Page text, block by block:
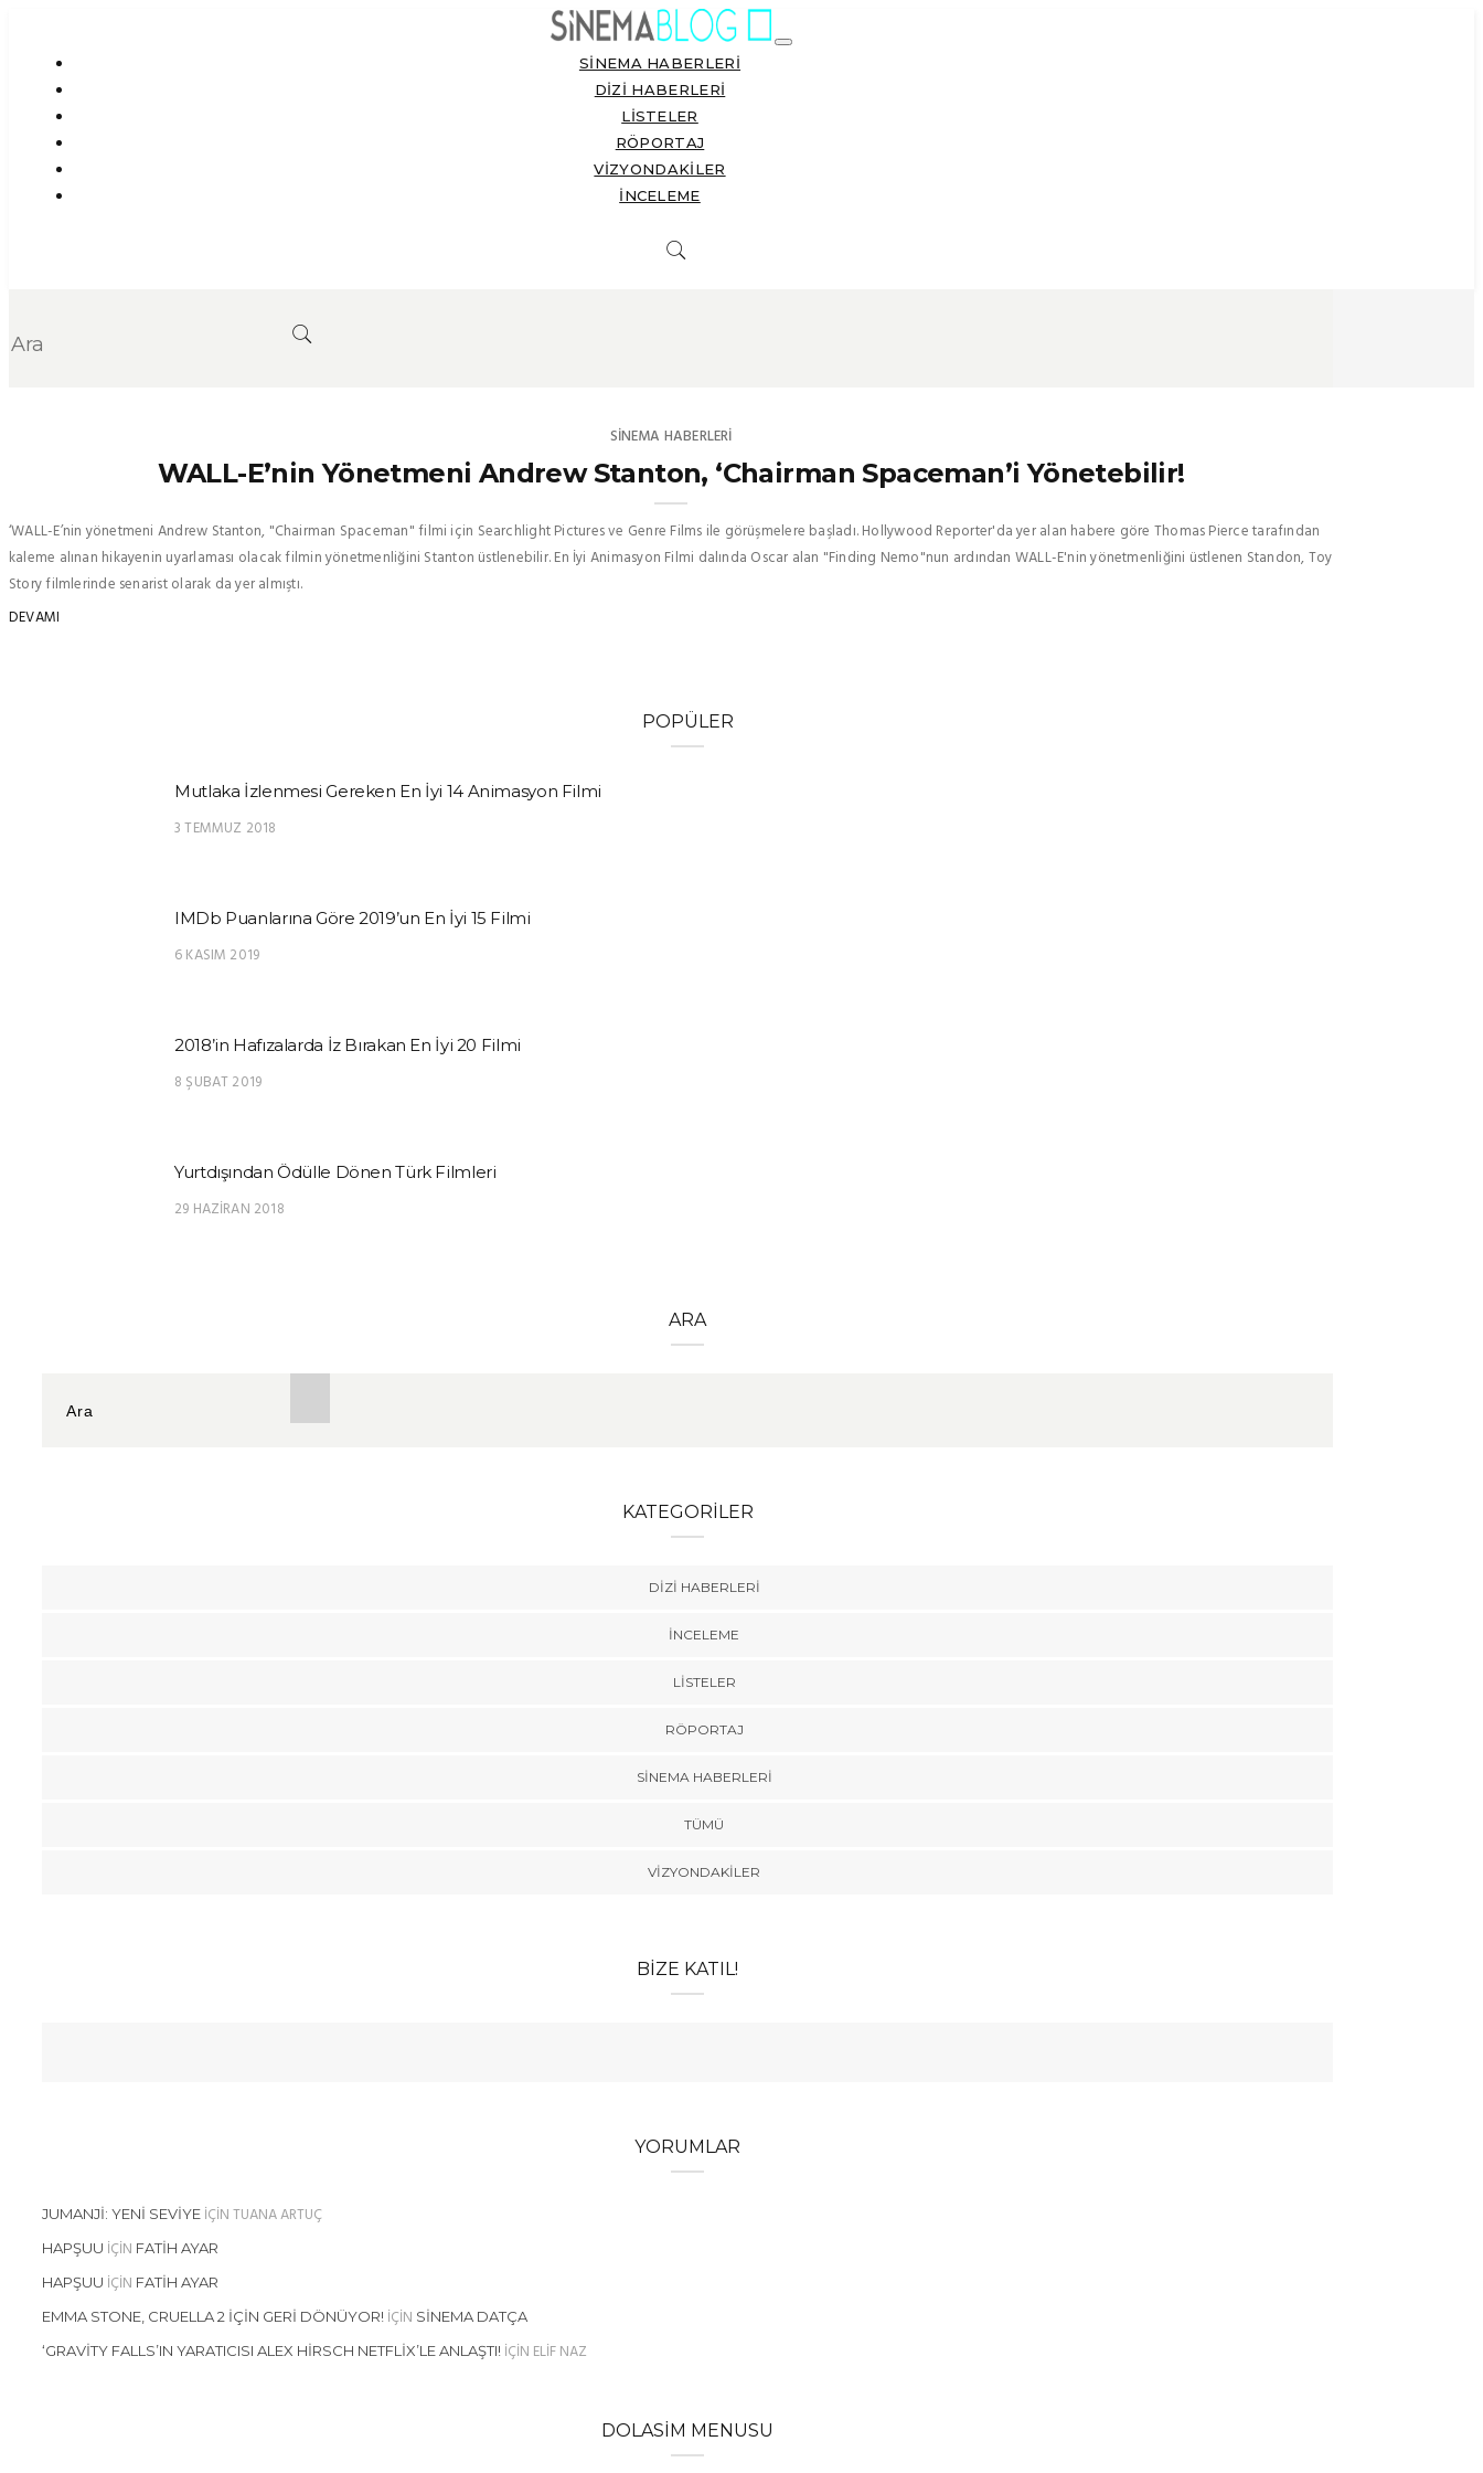
SINEMA HABERLERI
DIZI HABERLERI
LISTELER
RÖPORTAJ
VIZYONDAKILER
İNCELEME
SINEMA HABERLERI
WALL-E’nin Yönetmeni Andrew Stanton, ‘Chairman Spaceman’i Yönetebilir!
‘WALL-E’nin yönetmeni Andrew Stanton, "Chairman Spaceman" filmi için Searchlight Pictures ve Genre Films ile görüşmelere başladı. Hollywood Reporter'da yer alan habere göre Thomas Pierce tarafından
kaleme alınan hikayenin uyarlaması olacak filmin yönetmenliğini Stanton üstlenebilir. En İyi Animasyon Filmi dalında Oscar alan "Finding Nemo"nun ardından WALL-E'nin yönetmenliğini üstlenen Standon, Toy
Story filmlerinde senarist olarak da yer almıştı.
DEVAMI
POPÜLER
Mutlaka İzlenmesi Gereken En İyi 14 Animasyon Filmi
3 TEMMUZ 2018
IMDb Puanlarına Göre 2019’un En İyi 15 Filmi
6 KASIM 2019
2018’in Hafızalarda İz Bırakan En İyi 20 Filmi
8 ŞUBAT 2019
Yurtdışından Ödülle Dönen Türk Filmleri
29 HAZIRAN 2018
ARA
KATEGORILER
DIZI HABERLERI
İNCELEME
LISTELER
RÖPORTAJ
SINEMA HABERLERI
TÜMÜ
VIZYONDAKILER
BIZE KATIL!
YORUMLAR
JUMANJI: YENI SEVIYE IÇINTUANA ARTUÇ
HAPŞUU IÇIN FATIH AYAR
HAPŞUU IÇIN FATIH AYAR
EMMA STONE, CRUELLA 2 İÇIN GERI DÖNÜYOR! IÇIN SINEMA DATÇA
‘GRAVITY FALLS’IN YARATICISI ALEX HIRSCH NETFLIX’LE ANLAŞTI! IÇIN ELIF NAZ
DOLASIM MENUSU